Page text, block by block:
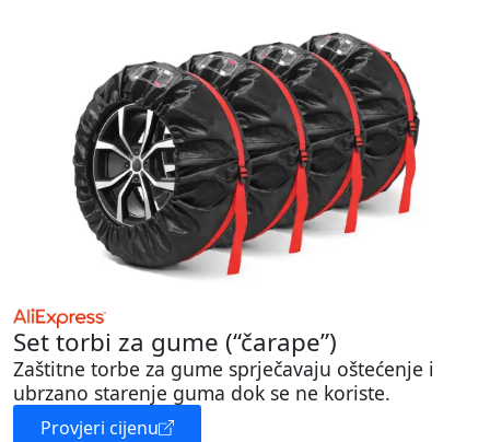
Set torbi za gume (“čarape”)
Zaštitne torbe za gume sprječavaju oštećenje i
ubrzano starenje guma dok se ne koriste.
Provjeri cijenu